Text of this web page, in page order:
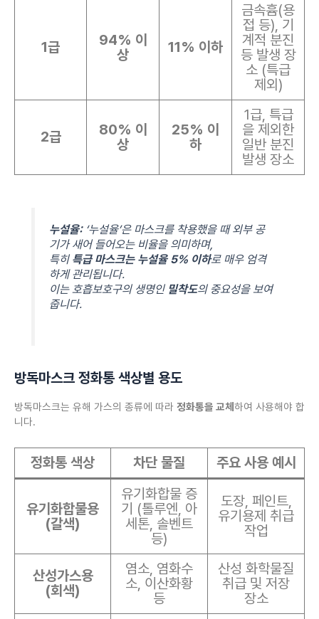
1급
94% 이
상
11% 이하
금속흄(용
접 등), 기
계적 분진
등 발생 장
소 (특급
제외)
2급
80% 이
상
25% 이
하
1급, 특급
을 제외한
일반 분진
발생 장소
누설율:‘누설율’은 마스크를 착용했을 때 외부 공
기가 새어 들어오는 비율을 의미하며,
특히 특급 마스크는 누설율 5% 이하로 매우 엄격
하게 관리됩니다.
이는 호흡보호구의 생명인 밀착도의 중요성을 보여
줍니다.
방독마스크 정화통 색상별 용도
방독마스크는 유해 가스의 종류에 따라 정화통을 교체 하여 사용해야 합
니다.
정화통 색상 차단 물질 주요 사용 예시
유기화합물용
(갈색)
유기화합물 증
기 (톨루엔, 아
세톤, 솔벤트
등)
도장, 페인트,
유기용제 취급
작업
산성가스용
(회색)
염소, 염화수
소, 이산화황
등
산성 화학물질
취급 및 저장
장소